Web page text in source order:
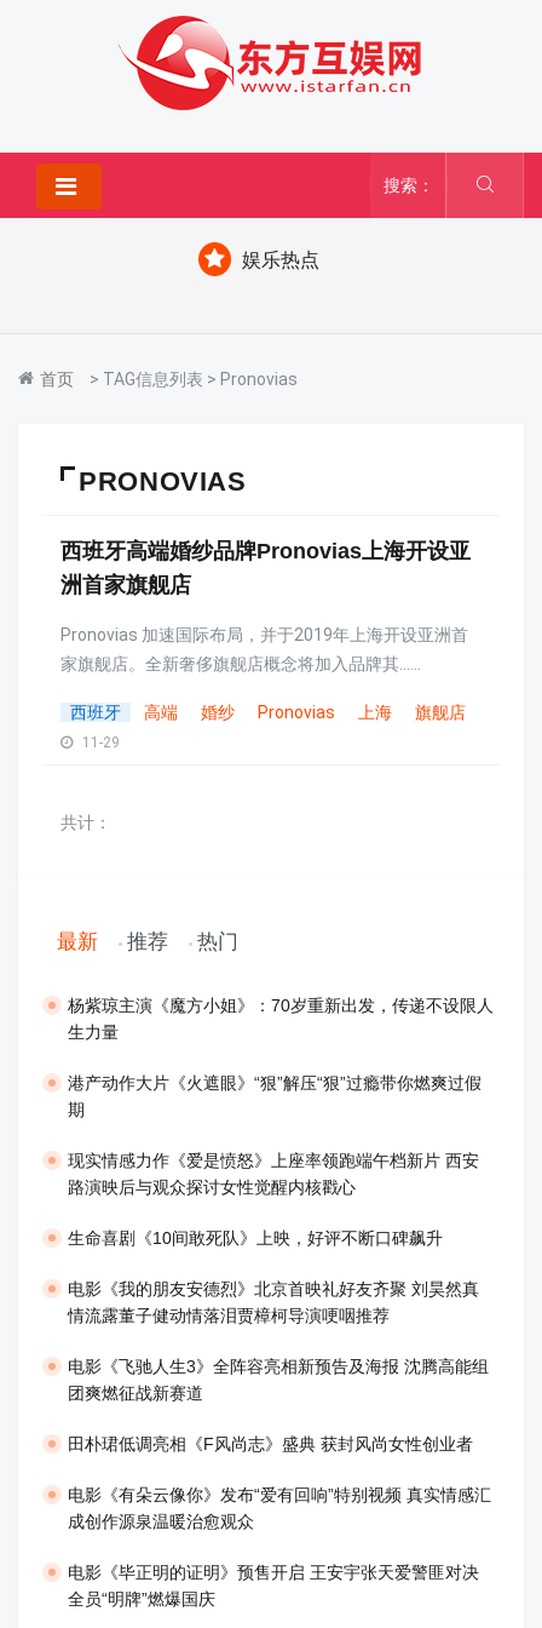
搜索：
娱乐热点
首页 > TAG信息列表 > Pronovias
PRONOVIAS
西班牙高端婚纱品牌Pronovias上海开设亚
洲首家旗舰店
Pronovias 加速国际布局，并于2019年上海开设亚洲首
家旗舰店。全新奢侈旗舰店概念将加入品牌其......
西班牙 高端 婚纱 Pronovias 上海 旗舰店
11-29
共计：
最新 推荐 热门
​杨紫琼主演《魔方小姐》：70岁重新出发，传递不设限人
生力量
港产动作大片《火遮眼》“狠”解压“狠”过瘾带你燃爽过假
期
现实情感力作《爱是愤怒》上座率领跑端午档新片 西安
路演映后与观众探讨女性觉醒内核戳心
生命喜剧《10间敢死队》上映，好评不断口碑飙升
​电影《我的朋友安德烈》北京首映礼好友齐聚 刘昊然真
情流露董子健动情落泪贾樟柯导演哽咽推荐
电影《飞驰人生3》全阵容亮相新预告及海报 沈腾高能组
团爽燃征战新赛道
田朴珺低调亮相《F风尚志》盛典 获封风尚女性创业者
电影《有朵云像你》发布“爱有回响”特别视频 真实情感汇
成创作源泉温暖治愈观众
​电影《毕正明的证明》预售开启 王安宇张天爱警匪对决
全员“明牌”燃爆国庆